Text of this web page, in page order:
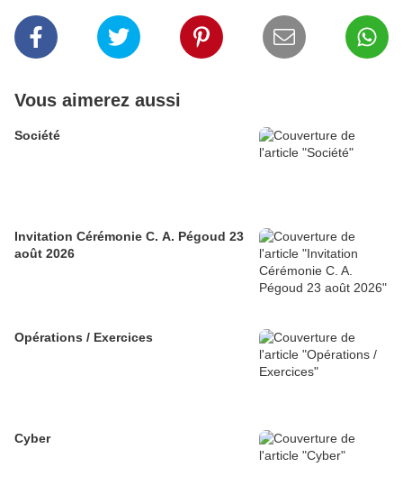
Vous aimerez aussi
Société
Invitation Cérémonie C. A. Pégoud 23
août 2026
Opérations / Exercices
Cyber